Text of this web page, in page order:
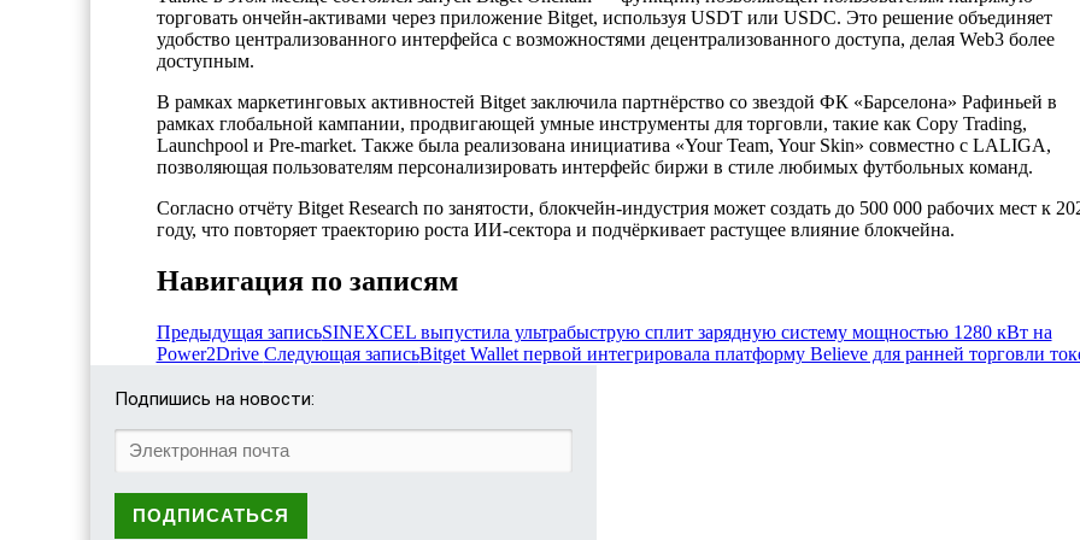
торговать ончейн-активами через приложение Bitget, используя USDT или USDC. Это решение объединяет
удобство централизованного интерфейса с возможностями децентрализованного доступа, делая Web3 более
доступным.
В рамках маркетинговых активностей Bitget заключила партнёрство со звездой ФК «Барселона» Рафиньей в
рамках глобальной кампании, продвигающей умные инструменты для торговли, такие как Copy Trading,
Launchpool и Pre-market. Также была реализована инициатива «Your Team, Your Skin» совместно с LALIGA,
позволяющая пользователям персонализировать интерфейс биржи в стиле любимых футбольных команд.
Согласно отчёту Bitget Research по занятости, блокчейн-индустрия может создать до 500 000 рабочих мест к
году, что повторяет траекторию роста ИИ-сектора и подчёркивает растущее влияние блокчейна.
Навигация по записям
Предыдущая записьSINEXCEL выпустила ультрабыструю сплит зарядную систему мощностью 1280 кВт на
Power2Drive Следующая записьBitget Wallet первой интегрировала платформу Believe для ранней торговли
Подпишись на новости: